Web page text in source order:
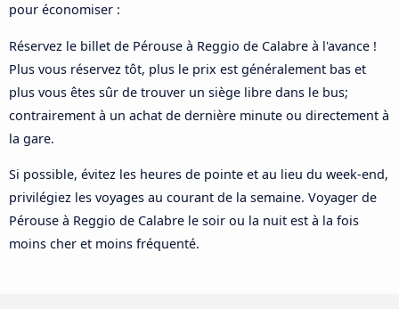
pour économiser :
Réservez le billet de Pérouse à Reggio de Calabre à l'avance !
Plus vous réservez tôt, plus le prix est généralement bas et
plus vous êtes sûr de trouver un siège libre dans le bus;
contrairement à un achat de dernière minute ou directement à
la gare.
Si possible, évitez les heures de pointe et au lieu du week-end,
privilégiez les voyages au courant de la semaine. Voyager de
Pérouse à Reggio de Calabre le soir ou la nuit est à la fois
moins cher et moins fréquenté.